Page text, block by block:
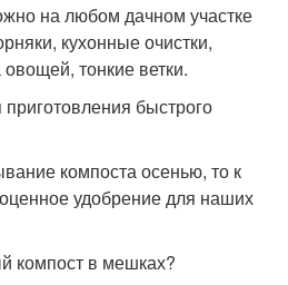
на любом дачном участке
кухонные очистки,
тонкие ветки.
быстрого
компоста осенью, то к
удобрение для наших
компост в мешках?